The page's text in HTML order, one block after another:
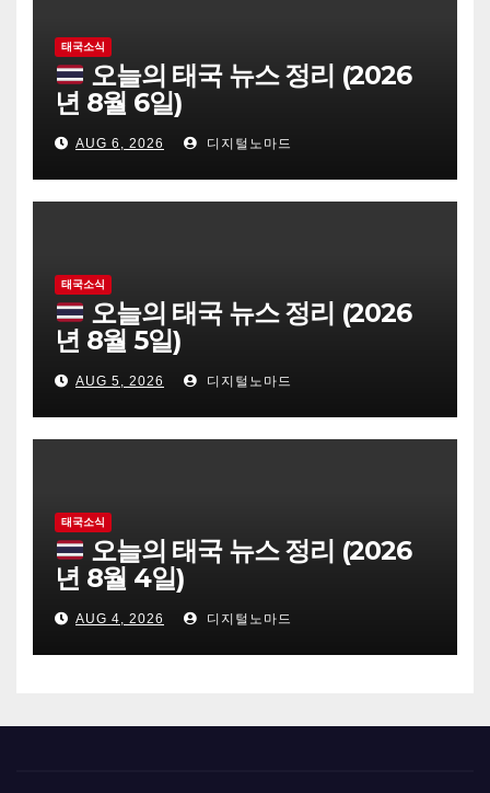
태국소식
오늘의 태국 뉴스 정리 (2026
년 8월 6일)
AUG 6, 2026 디지털노마드
태국소식
오늘의 태국 뉴스 정리 (2026
년 8월 5일)
AUG 5, 2026 디지털노마드
태국소식
오늘의 태국 뉴스 정리 (2026
년 8월 4일)
AUG 4, 2026 디지털노마드